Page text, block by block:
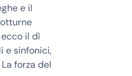
e il
ecco il dì
e sinfonici,
forza del